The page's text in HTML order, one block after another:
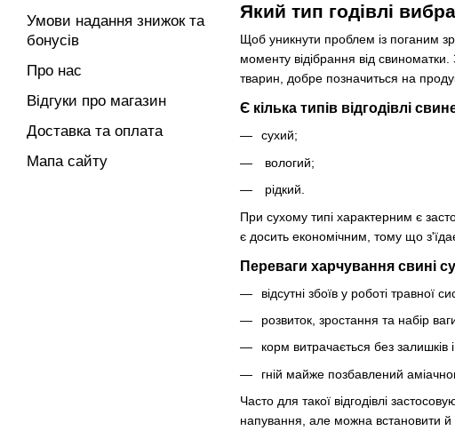
Який тип годівлі
Щоб уникнути проблем із поганим
моменту відібрання від
тварин, добре позначиться на
Є кілька типів відгодівлі
сухий;
вологий;
рідкий.
При сухому типі характерним є
є досить економічним, тому що
Переваги харчування свині
відсутні збоїв у роботі травної
розвиток, зростання та набір
корм витрачається без залишків
гній майже позбавлений
Часто для такої відгодівлі
напування, але можна встановити й
Умови надання знижок та
бонусів
Про нас
Відгуки про магазин
Доставка та оплата
Мапа сайту